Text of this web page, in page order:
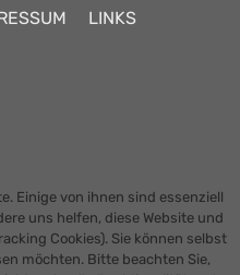
LINKS
Einige von ihnen sind essenziell
uns helfen, diese Website und
Cookies). Sie können selbst
möchten. Bitte beachten Sie,